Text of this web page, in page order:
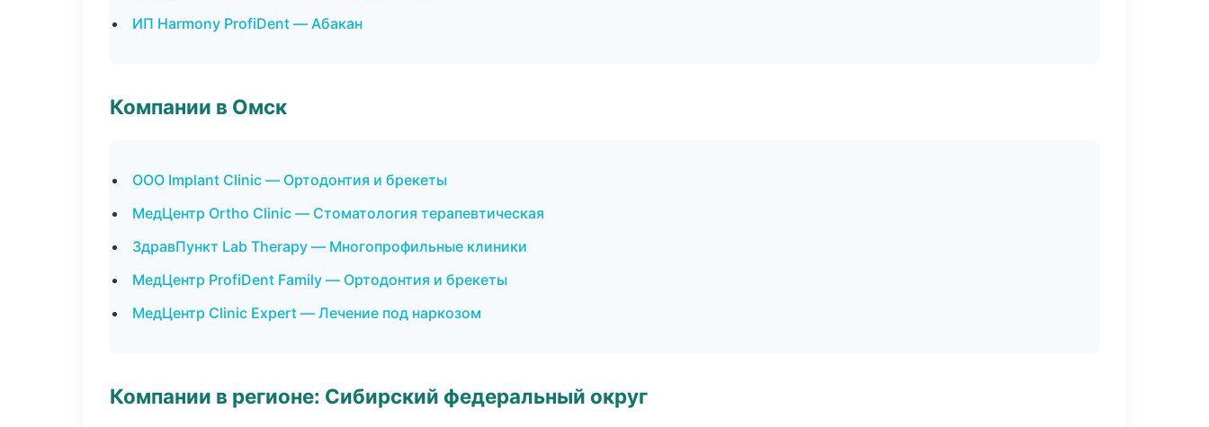
ИП Harmony ProfiDent — Абакан
Компании в Омск
ООО Implant Clinic — Ортодонтия и брекеты
МедЦентр Ortho Clinic — Стоматология терапевтическая
ЗдравПункт Lab Therapy — Многопрофильные клиники
МедЦентр ProfiDent Family — Ортодонтия и брекеты
МедЦентр Clinic Expert — Лечение под наркозом
Компании в регионе: Сибирский федеральный округ